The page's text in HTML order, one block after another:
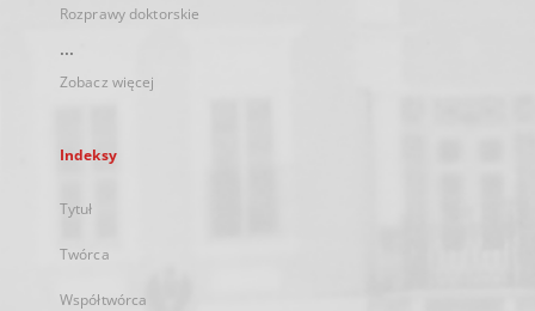
Rozprawy doktorskie
...
Zobacz więcej
Indeksy
Tytuł
Twórca
Współtwórca